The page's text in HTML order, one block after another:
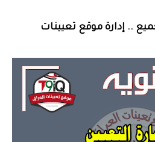
.. إدارة موقع تعيينات